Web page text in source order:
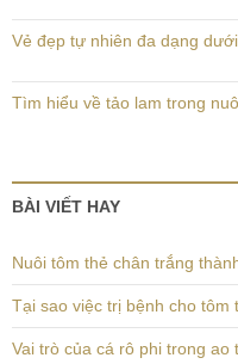
Vẻ đẹp tự nhiên đa dạng
Tìm hiểu về tảo lam trong
BÀI VIẾT HAY
Nuôi tôm thẻ chân trắng
Tại sao việc trị bệnh cho
Vai trò của cá rô phi trong ao